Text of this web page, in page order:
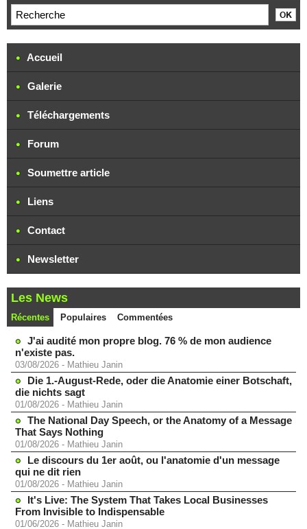
Accueil
Galerie
Téléchargements
Forum
Soumettre article
Liens
Contact
Newsletter
Les News
Récentes Populaires Commentées
J'ai audité mon propre blog. 76 % de mon audience
n'existe pas.
03/08/2026 - Mathieu Janin
Die 1.-August-Rede, oder die Anatomie einer Botschaft,
die nichts sagt
01/08/2026 - Mathieu Janin
The National Day Speech, or the Anatomy of a Message
That Says Nothing
01/08/2026 - Mathieu Janin
Le discours du 1er août, ou l'anatomie d'un message
qui ne dit rien
01/08/2026 - Mathieu Janin
It's Live: The System That Takes Local Businesses
From Invisible to Indispensable
01/06/2026 - Mathieu Janin